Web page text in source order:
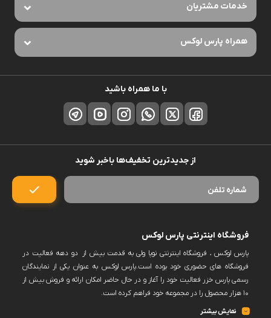
خدمات مشتریان
همراه پارس لوکس
با ما همراه باشید
از جدیدترین تخفیف‌ها باخبر شوید
فروشگاه اینترنتی پارس لوکس
پارس لوکس ، فروشگاه اینترنتی نوپا ولی به قدمت بیش از دو دهه فعالیت در
فروشگاه های حضوری خود بوده است.پارس لوکس به عنوان یکی از نمایندگان
رسمی پارس خزر فعالیت خود را آغاز و در حال حاضر امکان ارائه و فروش بیش از
۱۰ هزار محصول را در مجموعه خود فراهم کرده است.
پارس لوکس اکنون فروش حضوری ندارد و کلیه سفارشات خود را منعطف بر
نمایش بیشتر